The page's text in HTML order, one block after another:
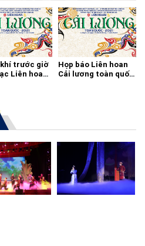
khí trước giờ
Liên hoan
Họp báo Liên hoan
Cải lương toàn quốc